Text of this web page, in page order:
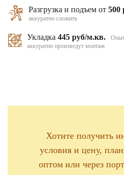
Разгрузка и подъем от500
аккуратно сложить
Укладка 445 руб/м.кв.
аккуратно произведут монтаж
Хотите получить
условия и цену,
оптом или через